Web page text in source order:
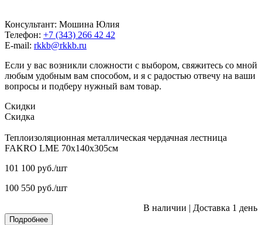
Консультант: Мошина Юлия
Телефон: +7 (343) 266 42 42
E-mail: rkkb@rkkb.ru
Если у вас возникли сложности с выбором, свяжитесь со мной
любым удобным вам способом, и я с радостью отвечу на ваши
вопросы и подберу нужный вам товар.
Скидки
Скидка
Теплоизоляционная металлическая чердачная лестница
FAKRO LME 70х140х305см
101 100 руб./шт
100 550 руб./шт
В наличии | Доставка 1 день
Подробнее